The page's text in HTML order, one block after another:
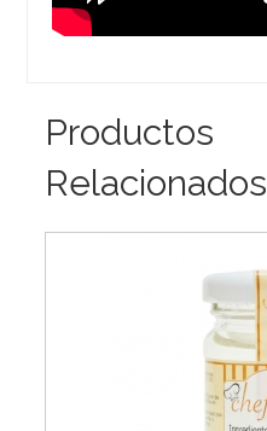
Productos
Relacionados